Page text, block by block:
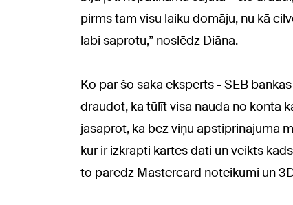
pirms tam visu laiku domāju, nu kā
labi saprotu,” noslēdz Diāna.
Ko par šo saka eksperts - SEB
draudot, ka tūlīt visa nauda no konta
jāsaprot, ka bez viņu apstiprinājuma
kur ir izkrāpti kartes dati un veikts
to paredz Mastercard noteikumi un